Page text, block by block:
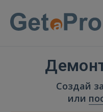
Создай
или